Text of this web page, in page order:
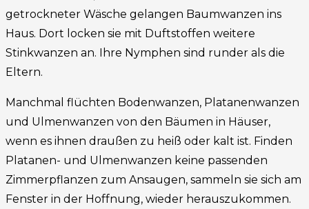
getrockneter Wäsche gelangen Baumwanzen ins
Haus. Dort locken sie mit Duftstoffen weitere
Stinkwanzen an. Ihre Nymphen sind runder als die
Eltern.
Manchmal flüchten Bodenwanzen, Platanenwanzen
und Ulmenwanzen von den Bäumen in Häuser,
wenn es ihnen draußen zu heiß oder kalt ist. Finden
Platanen- und Ulmenwanzen keine passenden
Zimmerpflanzen zum Ansaugen, sammeln sie sich am
Fenster in der Hoffnung, wieder herauszukommen.